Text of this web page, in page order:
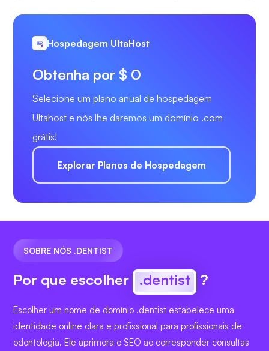
Hospedagem UltaHost
Obtenha por $ 0
Selecione um plano anual de hospedagem
Ultahost e nós lhe daremos um domínio .com
grátis!
Explorar Planos de Hospedagem
SOBRE NÓS .DENTIST
Por que escolher .dentist ?
Escolher um nome de domínio .dentist estabelece uma
identidade online clara e profissional para profissionais de
odontologia. Ele aprimora o SEO ao corresponder consultas